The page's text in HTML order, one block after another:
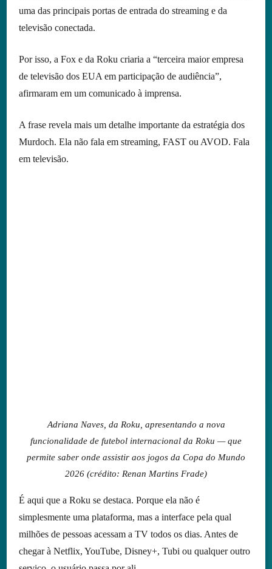
uma das principais portas de entrada do streaming e da
televisão conectada.
Por isso, a Fox e da Roku criaria a “terceira maior empresa
de televisão dos EUA em participação de audiência”,
afirmaram em um comunicado à imprensa.
A frase revela mais um detalhe importante da estratégia dos
Murdoch. Ela não fala em streaming, FAST ou AVOD. Fala
em televisão.
Adriana Naves, da Roku, apresentando a nova
funcionalidade de futebol internacional da Roku — que
permite saber onde assistir aos jogos da Copa do Mundo
2026 (crédito: Renan Martins Frade)
É aqui que a Roku se destaca. Porque ela não é
simplesmente uma plataforma, mas a interface pela qual
milhões de pessoas acessam a TV todos os dias. Antes de
chegar à Netflix, YouTube, Disney+, Tubi ou qualquer outro